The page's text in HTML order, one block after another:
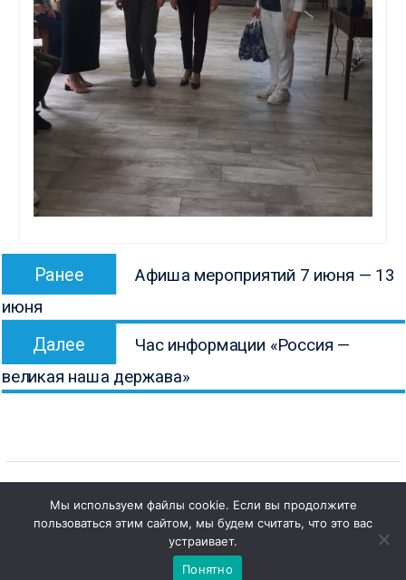
Навигация
записям
Ранее
запись:
Афиша мероприятий 7 июня — 13
июня
Далее
запись:
Час информации «Россия —
великая наша держава»
Copyright © Все права защищены.
КОНБ им. В.Г. Белинского
Мы используем файлы cookie. Если вы продолжите
пользоваться этим сайтом, мы будем считать, что это вас
устраивает.
Понятно
1
Чат с
администратором